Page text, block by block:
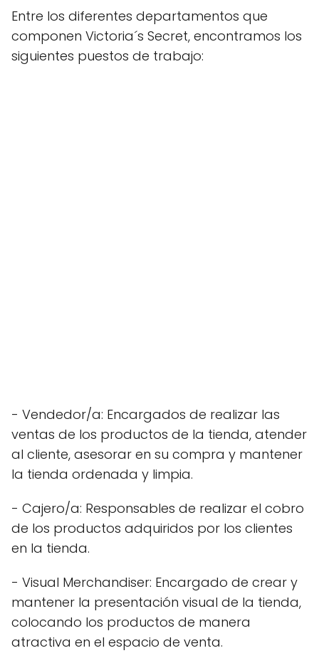
Entre los diferentes departamentos que
componen Victoria´s Secret, encontramos los
siguientes puestos de trabajo:
- Vendedor/a: Encargados de realizar las
ventas de los productos de la tienda, atender
al cliente, asesorar en su compra y mantener
la tienda ordenada y limpia.
- Cajero/a: Responsables de realizar el cobro
de los productos adquiridos por los clientes
en la tienda.
- Visual Merchandiser: Encargado de crear y
mantener la presentación visual de la tienda,
colocando los productos de manera
atractiva en el espacio de venta.